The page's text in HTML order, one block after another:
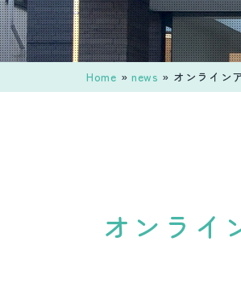
Home » news » オンライン
オンライ